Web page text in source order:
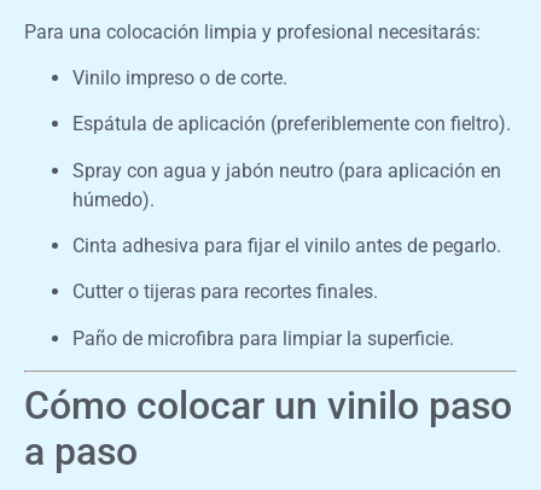
Para una colocación limpia y profesional necesitarás:
Vinilo impreso o de corte.
Espátula de aplicación (preferiblemente con fieltro).
Spray con agua y jabón neutro (para aplicación en
húmedo).
Cinta adhesiva para fijar el vinilo antes de pegarlo.
Cutter o tijeras para recortes finales.
Paño de microfibra para limpiar la superficie.
Cómo colocar un vinilo paso
a paso